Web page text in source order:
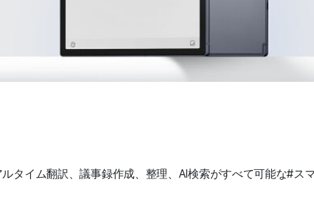
タイム翻訳、議事録作成、整理、AI検索がすべて可能な#ス